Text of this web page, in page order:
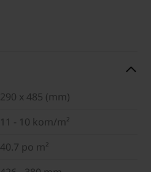
290 x 485 (mm)
11 - 10 kom/m²
40.7 po m²